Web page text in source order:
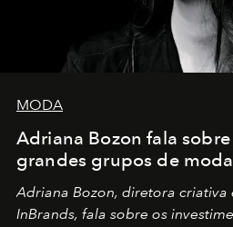
MODA
Adriana Bozon fala
grandes grupos de moda
Adriana Bozon, diretora
InBrands, fala sobre os